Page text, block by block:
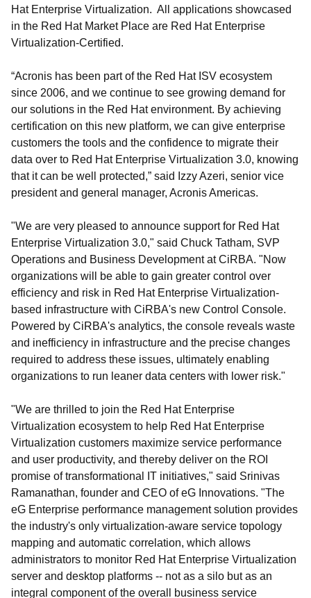
Hat Enterprise Virtualization. All applications showcased
in the Red Hat Market Place are Red Hat Enterprise
Virtualization-Certified.
“Acronis has been part of the Red Hat ISV ecosystem
since 2006, and we continue to see growing demand for
our solutions in the Red Hat environment. By achieving
certification on this new platform, we can give enterprise
customers the tools and the confidence to migrate their
data over to Red Hat Enterprise Virtualization 3.0, knowing
that it can be well protected,” said Izzy Azeri, senior vice
president and general manager, Acronis Americas.
"We are very pleased to announce support for Red Hat
Enterprise Virtualization 3.0," said Chuck Tatham, SVP
Operations and Business Development at CiRBA. "Now
organizations will be able to gain greater control over
efficiency and risk in Red Hat Enterprise Virtualization-
based infrastructure with CiRBA's new Control Console.
Powered by CiRBA's analytics, the console reveals waste
and inefficiency in infrastructure and the precise changes
required to address these issues, ultimately enabling
organizations to run leaner data centers with lower risk."
"We are thrilled to join the Red Hat Enterprise
Virtualization ecosystem to help Red Hat Enterprise
Virtualization customers maximize service performance
and user productivity, and thereby deliver on the ROI
promise of transformational IT initiatives," said Srinivas
Ramanathan, founder and CEO of eG Innovations. "The
eG Enterprise performance management solution provides
the industry's only virtualization-aware service topology
mapping and automatic correlation, which allows
administrators to monitor Red Hat Enterprise Virtualization
server and desktop platforms -- not as a silo but as an
integral component of the overall business service